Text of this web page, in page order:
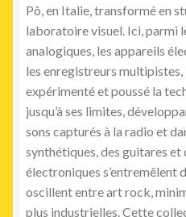
Pô, en Italie, transformé en
laboratoire visuel. Ici, parmi
analogiques, les appareils
les enregistreurs
expérimenté et poussé la
jusqu’à ses limites,
sons capturés à la radio et
synthétiques, des guitares et
électroniques s’entremêlent
oscillent entre art rock,
plus industrielles. Cette